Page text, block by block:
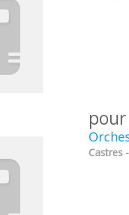
Castres